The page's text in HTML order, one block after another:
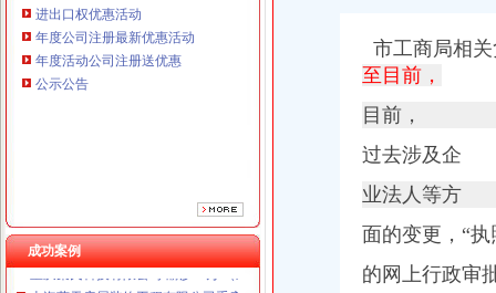
进出口权优惠活动
年度公司注册最新优惠活动
年度活动公司注册送优惠
公示公告
成功案例
重庆海谛升进出口贸易有限公司 渝北100万 （进出口权）
重庆逸道医疗器械有限公司
重庆欧氏科技发展有限公司 渝九50万 （进出口权）
重庆集氏科技有限公司 渝沙50万 （进出口权）
上海蓝天房屋装饰工程有限公司重庆分公司 渝北 （工商注册）
重庆华康假肢矫形有限公司 渝中120万 （增资）
市工商局相
至目前，
目前，
过去涉及企
业法人等方
面的变更，“
的网上行政审